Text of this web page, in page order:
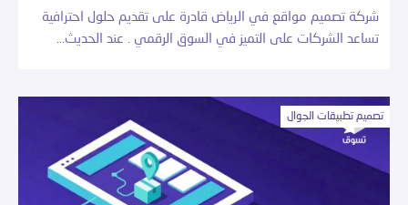
شركة تصميم مواقع في الرياض قادرة على تقديم حلول احترافية
تساعد الشركات على التميز في السوق الرقمي . عند الحديث…
تصميم تطبيقات الجوال